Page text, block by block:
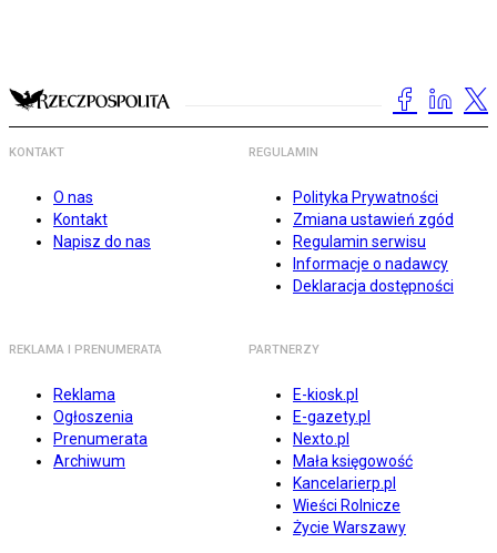
KONTAKT
O nas
Kontakt
Napisz do nas
REGULAMIN
Polityka Prywatności
Zmiana ustawień zgód
Regulamin serwisu
Informacje o nadawcy
Deklaracja dostępności
REKLAMA I PRENUMERATA
Reklama
Ogłoszenia
Prenumerata
Archiwum
PARTNERZY
E-kiosk.pl
E-gazety.pl
Nexto.pl
Mała księgowość
Kancelarierp.pl
Wieści Rolnicze
Życie Warszawy